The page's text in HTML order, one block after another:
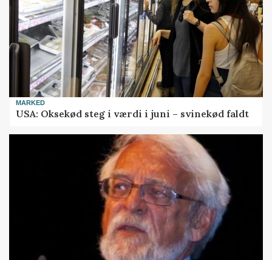
MARKED
USA: Oksekød steg i værdi i juni – svinekød faldt